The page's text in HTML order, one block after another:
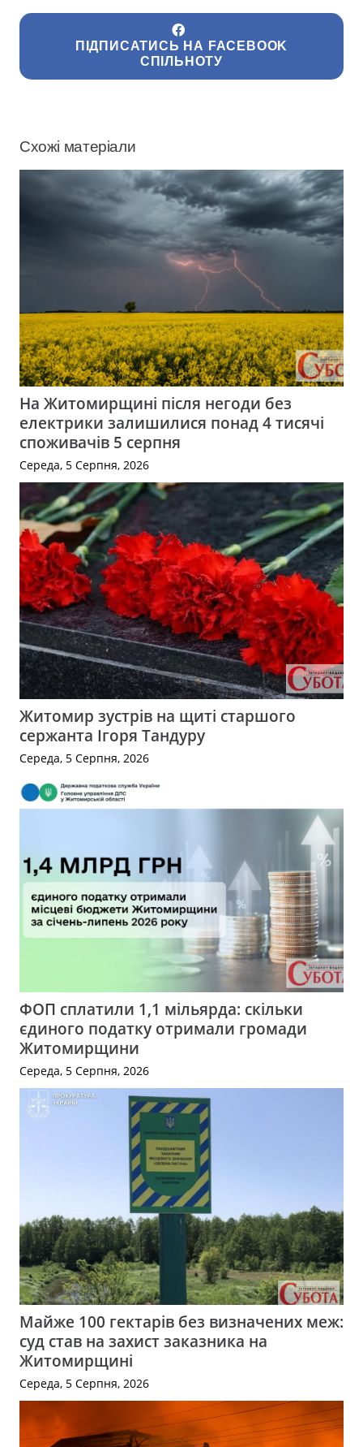
ПІДПИСАТИСЬ НА FACEBOOK
СПІЛЬНОТУ
Схожі матеріали
На Житомирщині після негоди без
електрики залишилися понад 4 тисячі
споживачів 5 серпня
Середа, 5 Серпня, 2026
Житомир зустрів на щиті старшого
сержанта Ігоря Тандуру
Середа, 5 Серпня, 2026
ФОП сплатили 1,1 мільярда: скільки
єдиного податку отримали громади
Житомирщини
Середа, 5 Серпня, 2026
Майже 100 гектарів без визначених меж:
суд став на захист заказника на
Житомирщині
Середа, 5 Серпня, 2026